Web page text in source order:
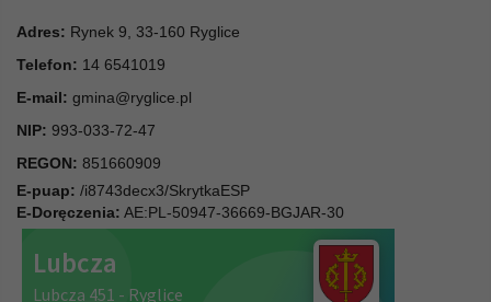
Adres: Rynek 9, 33-160 Ryglice
Telefon: 14 6541019
E-mail: gmina@ryglice.pl
NIP: 993-033-72-47
REGON: 851660909
E-puap: /i8743decx3/SkrytkaESP
E-Doręczenia: AE:PL-50947-36669-BGJAR-30